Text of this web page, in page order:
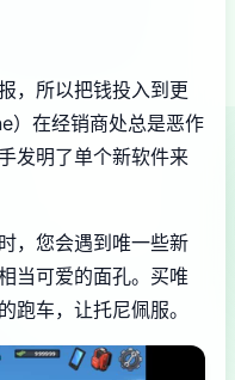
，所以把钱投入到更
）在经销商处总是恶作
发明了单个新软件来
，您会遇到唯一些新
当可爱的面孔。买唯
跑车，让托尼佩服。